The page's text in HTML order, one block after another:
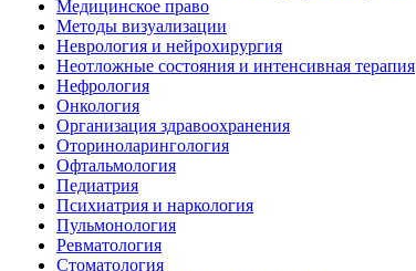
Медицинское право
Методы визуализации
Неврология и нейрохирургия
Неотложные состояния и интенсивная терапия
Нефрология
Онкология
Организация здравоохранения
Оториноларингология
Офтальмология
Педиатрия
Психиатрия и наркология
Пульмонология
Ревматология
Стоматология